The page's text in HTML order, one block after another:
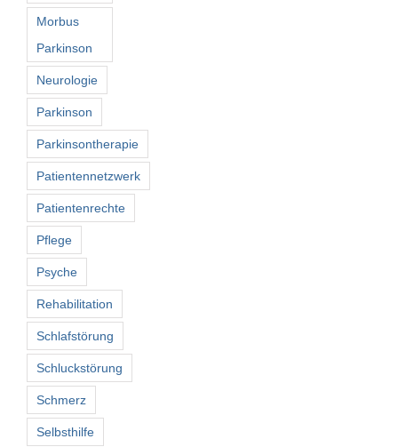
Morbus
Parkinson
Neurologie
Parkinson
Parkinsontherapie
Patientennetzwerk
Patientenrechte
Pflege
Psyche
Rehabilitation
Schlafstörung
Schluckstörung
Schmerz
Selbsthilfe